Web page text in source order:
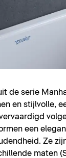
de serie
en stijlvolle,
een
Ze
maten